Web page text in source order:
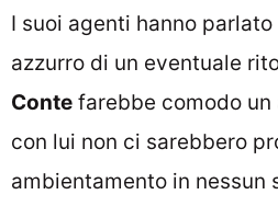
I suoi agenti hanno
azzurro di un eventuale
Conte farebbe comodo
con lui non ci sarebbero
ambientamento in nessun